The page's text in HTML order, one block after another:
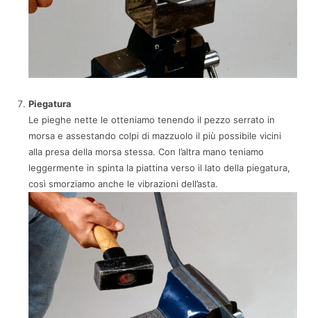
Piegatura
Le pieghe nette le otteniamo tenendo il pezzo serrato in
morsa e assestando colpi di mazzuolo il più possibile vicini
alla presa della morsa stessa. Con l’altra mano teniamo
leggermente in spinta la piattina verso il lato della piegatura,
così smorziamo anche le vibrazioni dell’asta.